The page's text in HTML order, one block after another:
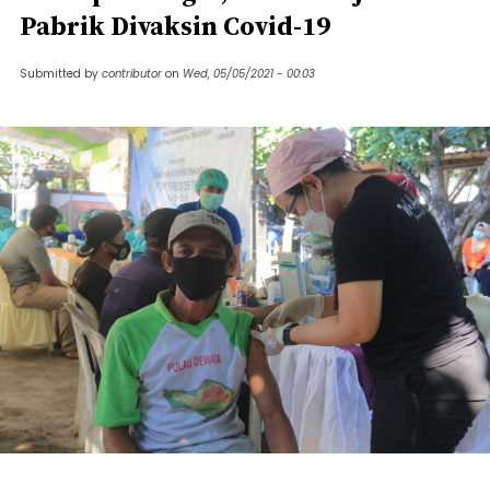
Pabrik Divaksin Covid-19
Submitted by contributor on Wed, 05/05/2021 - 00:03